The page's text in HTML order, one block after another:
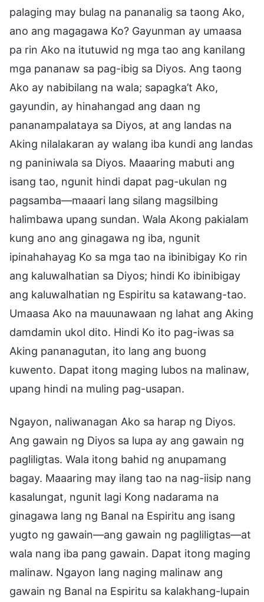
palaging may bulag na pananalig sa taong Ako,
ano ang magagawa Ko? Gayunman ay umaasa
pa rin Ako na itutuwid ng mga tao ang kanilang
mga pananaw sa pag-ibig sa Diyos. Ang taong
Ako ay nabibilang na wala; sapagka’t Ako,
gayundin, ay hinahangad ang daan ng
pananampalataya sa Diyos, at ang landas na
Aking nilalakaran ay walang iba kundi ang landas
ng paniniwala sa Diyos. Maaaring mabuti ang
isang tao, ngunit hindi dapat pag-ukulan ng
pagsamba—maaari lang silang magsilbing
halimbawa upang sundan. Wala Akong pakialam
kung ano ang ginagawa ng iba, ngunit
ipinahahayag Ko sa mga tao na ibinibigay Ko rin
ang kaluwalhatian sa Diyos; hindi Ko ibinibigay
ang kaluwalhatian ng Espiritu sa katawang-tao.
Umaasa Ako na mauunawaan ng lahat ang Aking
damdamin ukol dito. Hindi Ko ito pag-iwas sa
Aking pananagutan, ito lang ang buong
kuwento. Dapat itong maging lubos na malinaw,
upang hindi na muling pag-usapan.
Ngayon, naliwanagan Ako sa harap ng Diyos.
Ang gawain ng Diyos sa lupa ay ang gawain ng
pagliligtas. Wala itong bahid ng anupamang
bagay. Maaaring may ilang tao na nag-iisip nang
kasalungat, ngunit lagi Kong nadarama na
ginagawa lang ng Banal na Espiritu ang isang
yugto ng gawain—ang gawain ng pagliligtas—at
wala nang iba pang gawain. Dapat itong maging
malinaw. Ngayon lang naging malinaw ang
gawain ng Banal na Espiritu sa kalakhang-lupain